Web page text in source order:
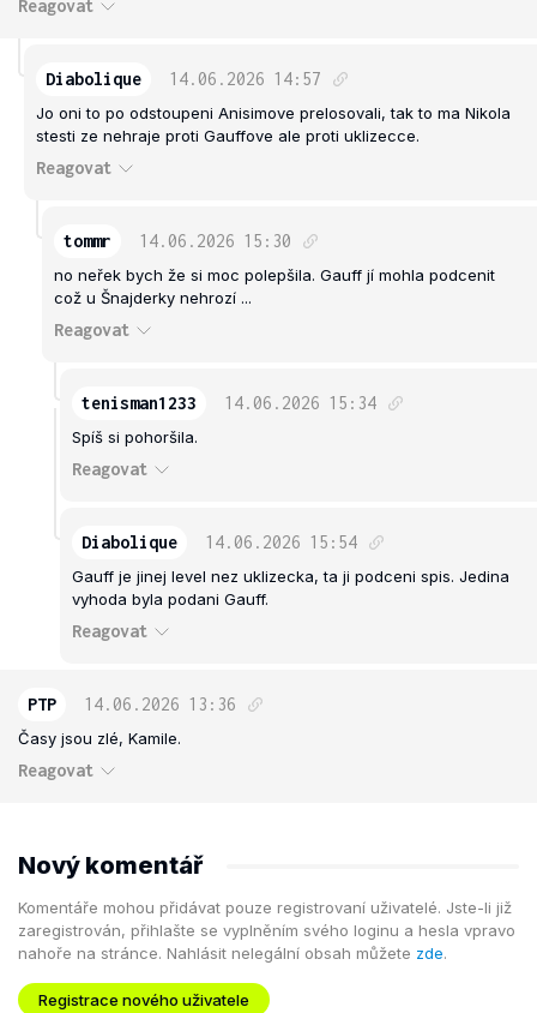
Reagovat
Diabolique 14.06.2026 14:57
Jo oni to po odstoupeni Anisimove prelosovali, tak to ma Nikola
stesti ze nehraje proti Gauffove ale proti uklizecce.
Reagovat
tommr 14.06.2026 15:30
no neřek bych že si moc polepšila. Gauff jí mohla podcenit
což u Šnajderky nehrozí ...
Reagovat
tenisman1233 14.06.2026 15:34
Spíš si pohoršila.
Reagovat
Diabolique 14.06.2026 15:54
Gauff je jinej level nez uklizecka, ta ji podceni spis. Jedina
vyhoda byla podani Gauff.
Reagovat
PTP 14.06.2026 13:36
Časy jsou zlé, Kamile.
Reagovat
Nový komentář
Komentáře mohou přidávat pouze registrovaní uživatelé. Jste-li již
zaregistrován, přihlašte se vyplněním svého loginu a hesla vpravo
nahoře na stránce. Nahlásit nelegální obsah můžete zde.
Registrace nového uživatele